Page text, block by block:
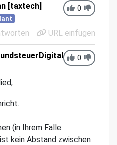
0
[taxtech]
URL einfügen
0
(in Ihrem Falle:
kein Abstand zwischen